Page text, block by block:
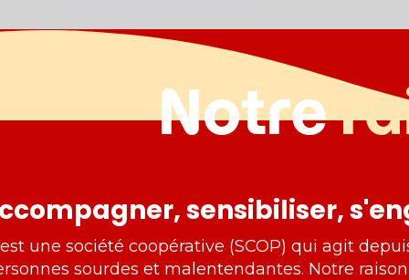
Notre
sensibiliser,
une société coopérative (SCOP) qui agit
sourdes et malentendantes. Notre